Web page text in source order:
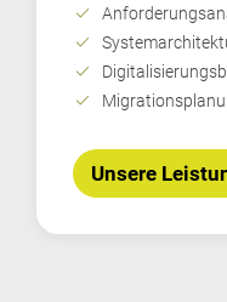
check
check
check
check
Unsere